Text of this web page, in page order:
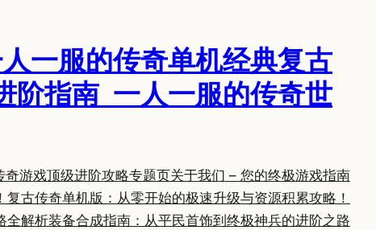
一服的传奇单机经典复古
阶指南_一人一服的传奇世
奇游戏顶级进阶攻略专题页关于我们 – 您的终极游戏指南
复古传奇单机版：从零开始的极速升级与资源积累攻略！
全解析装备合成指南：从平民首饰到终极神兵的进阶之路